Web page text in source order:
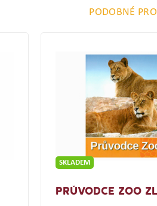
PODOBNÉ
SKLADEM
PRŮVODCE ZOO